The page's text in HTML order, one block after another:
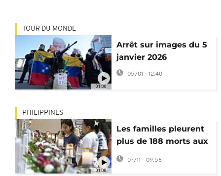
01:00
TOUR DU MONDE
Arrêt sur images du 5
janvier 2026
05/01 - 12:40
01:00
PHILIPPINES
Les familles pleurent
plus de 188 morts aux
Philippines après le
07/11 - 09:56